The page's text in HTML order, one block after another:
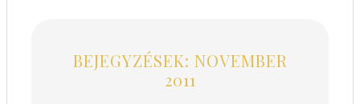
BEJEGYZÉSEK: NOVEMBER
2011